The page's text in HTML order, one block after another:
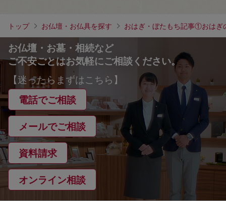
トップ お仏壇・お仏具を探す おはぎ・ぼたもち記事①おはぎ
お仏壇・お墓・相続など
ご不安ごとはお気軽にご相談ください。
【迷ったらまずはこちら】
電話でご相談
メールでご相談
資料請求
オンライン相談